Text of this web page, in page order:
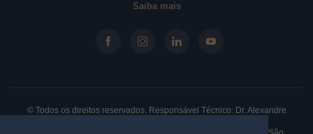
Saiba mais
© Todos os direitos reservados. Responsável Técnico: Dr. Alexandre